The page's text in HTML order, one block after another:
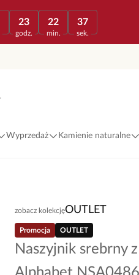
23
godz.
22
min.
37
sek.
Wyprzedaż Kamienie naturalne
zobacz kolekcjęOUTLET
Naszyjnik srebrny
Promocja OUTLET